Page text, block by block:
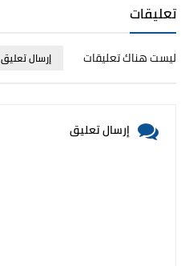
تعليقات
ليست هناك تعليقات إرسال تعليق
إرسال تعليق